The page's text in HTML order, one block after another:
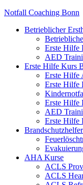
Notfall Coaching Bonn
Betrieblicher
Erste Hilfe
AED
Erste Hilfe Kurs
Erste Hilfe
Erste Hilfe
Erste Hilfe
AED
Erste Hilfe
AHA Kurse
ACLS
ACLS